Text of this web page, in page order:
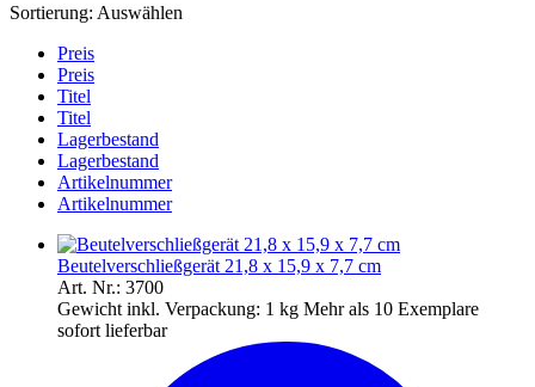
Sortierung: Auswählen
Preis
Preis
Titel
Titel
Lagerbestand
Lagerbestand
Artikelnummer
Artikelnummer
Beutelverschließgerät 21,8 x 15,9 x 7,7 cm
Art. Nr.: 3700
Gewicht inkl. Verpackung: 1 kg Mehr als 10 Exemplare
sofort lieferbar